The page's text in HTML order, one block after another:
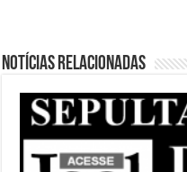
Notícias relacionadas